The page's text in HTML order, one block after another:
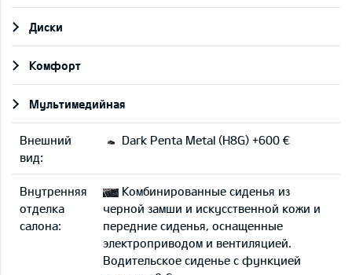
Диски
Комфорт
Мультимедийная
Внешний
вид:
Dark Penta Metal (H8G) +600 €
Внутренняя
отделка
салона:
Комбинированные сиденья из
черной замши и искусственной кожи и
передние сиденья, оснащенные
электроприводом и вентиляцией.
Водительское сиденье с функцией